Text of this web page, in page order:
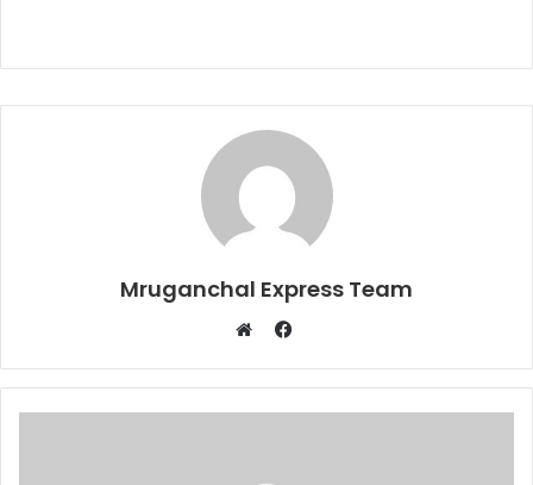
Mruganchal Express Team
Facebook